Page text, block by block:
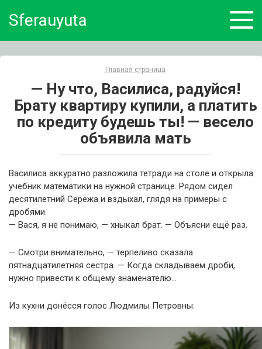
Sferauyuta
Главная страница
— Ну что, Василиса, радуйся!
Брату квартиру купили, а платить
по кредиту будешь ты! — весело
объявила мать
Василиса аккуратно разложила тетради на столе и открыла
учебник математики на нужной странице. Рядом сидел
десятилетний Серёжа и вздыхал, глядя на примеры с
дробями.
— Вася, я не понимаю, — хныкал брат. — Объясни ещё раз.
— Смотри внимательно, — терпеливо сказала
пятнадцатилетняя сестра. — Когда складываем дроби,
нужно привести к общему знаменателю…
Из кухни донёсся голос Людмилы Петровны: